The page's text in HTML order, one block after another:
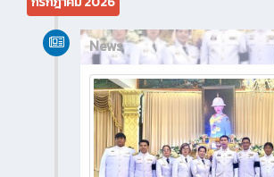
กรกฎาคม 2026
News